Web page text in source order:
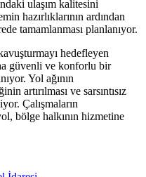
ulaşım kalitesini
hazırlıklarının ardından
tamamlanması planlanıyor.
hedefleyen
güvenli ve konforlu bir
Yol ağının
artırılması ve sarsıntısız
Çalışmaların
bölge halkının hizmetine